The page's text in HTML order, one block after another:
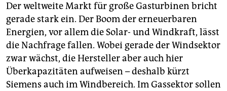
Der weltweite Markt für große Gasturbinen bricht
gerade stark ein. Der Boom der erneuerbaren
Energien, vor allem die Solar- und Windkraft, lässt
die Nachfrage fallen. Wobei gerade der Windsektor
zwar wächst, die Hersteller aber auch hier
Überkapazitäten aufweisen – deshalb kürzt
Siemens auch im Windbereich. Im Gassektor sollen